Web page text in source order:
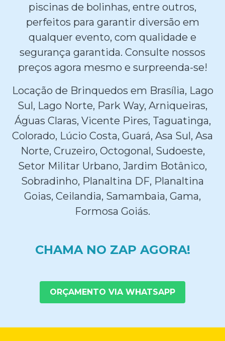
piscinas de bolinhas, entre outros,
perfeitos para garantir diversão em
qualquer evento, com qualidade e
segurança garantida. Consulte nossos
preços agora mesmo e surpreenda-se!
Locação de Brinquedos em Brasília, Lago
Sul, Lago Norte, Park Way, Arniqueiras,
Águas Claras, Vicente Pires, Taguatinga,
Colorado, Lúcio Costa, Guará, Asa Sul, Asa
Norte, Cruzeiro, Octogonal, Sudoeste,
Setor Militar Urbano, Jardim Botânico,
Sobradinho, Planaltina DF, Planaltina
Goias, Ceilandia, Samambaia, Gama,
Formosa Goiás.
CHAMA NO ZAP AGORA!
ORÇAMENTO VIA WHATSAPP